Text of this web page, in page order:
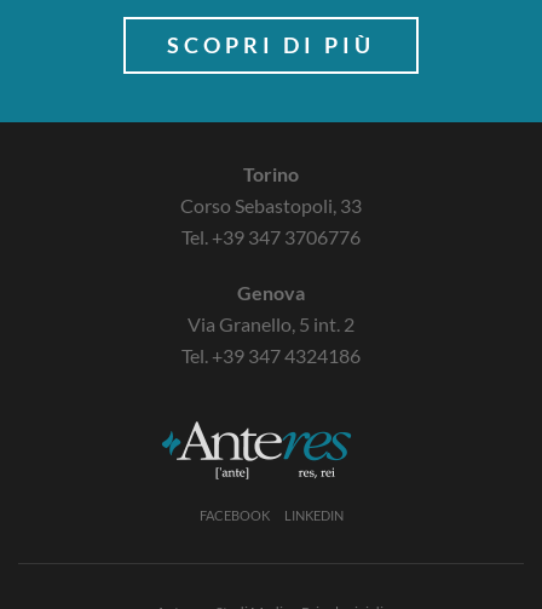
SCOPRI DI PIÙ
Torino
Corso Sebastopoli, 33
Tel. +39 347 3706776
Genova
Via Granello, 5 int. 2
Tel. +39 347 4324186
FACEBOOK LINKEDIN